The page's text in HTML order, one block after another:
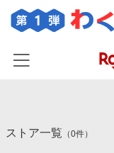
カテゴリー一覧
ストア一覧 （0件）